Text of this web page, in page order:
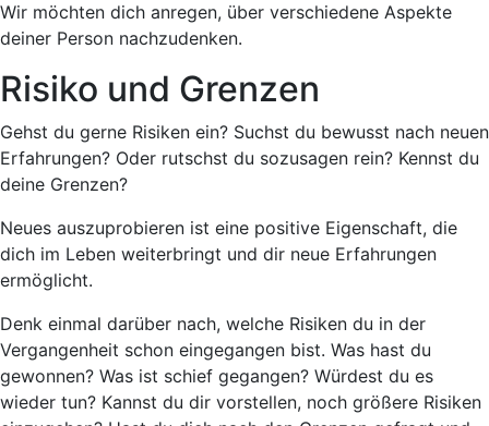
Wir möchten dich anregen, über verschiedene Aspekte
deiner Person nachzudenken.
Risiko und Grenzen
Gehst du gerne Risiken ein? Suchst du bewusst nach neuen
Erfahrungen? Oder rutschst du sozusagen rein? Kennst du
deine Grenzen?
Neues auszuprobieren ist eine positive Eigenschaft, die
dich im Leben weiterbringt und dir neue Erfahrungen
ermöglicht.
Denk einmal darüber nach, welche Risiken du in der
Vergangenheit schon eingegangen bist. Was hast du
gewonnen? Was ist schief gegangen? Würdest du es
wieder tun? Kannst du dir vorstellen, noch größere Risiken